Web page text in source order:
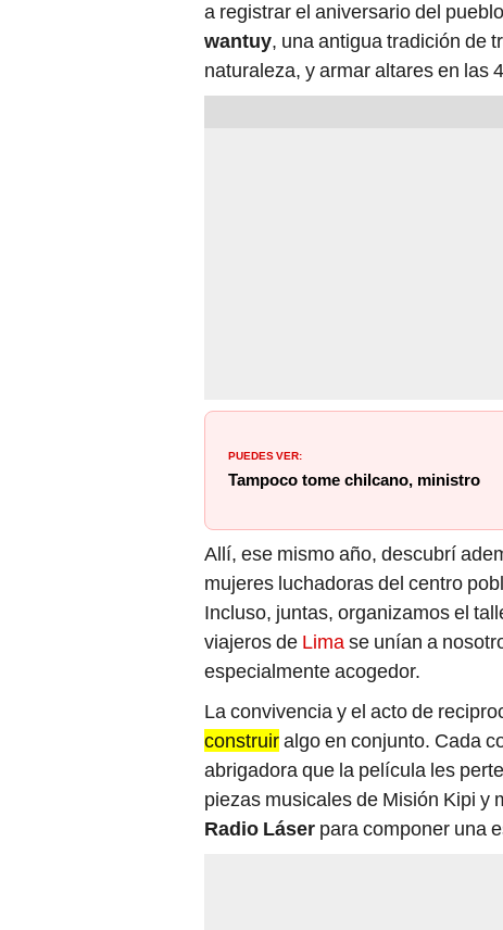
a registrar el aniversario del
wantuy, una antigua tradición de
naturaleza, y armar altares en las
PUEDES VER:
Tampoco tome chilcano, ministro
Allí, ese mismo año, descubrí
mujeres luchadoras del centro
Incluso, juntas, organizamos el
viajeros de Limase unían a
especialmente acogedor.
La convivencia y el acto de
construiralgo en conjunto. Cada
abrigadora que la película les
piezas musicales de Misión Kipi y
Radio Láser para componer una